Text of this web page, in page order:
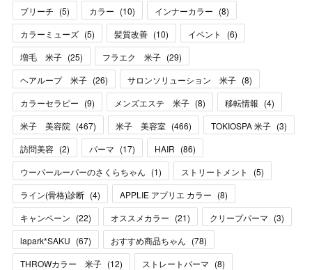
ブリーチ (5) カラー (10) インナーカラー (8)
カラーミューズ (5) 髪質改善 (10) イベント (6)
増毛 米子 (25) フラエク 米子 (29)
ヘアループ 米子 (26) サロンソリューション 米子 (8)
カラーセラピー (9) メンズエステ 米子 (8) 移転情報 (4)
米子 美容院 (467) 米子 美容室 (466) TOKIOSPA 米子 (3)
訪問美容 (2) パーマ (17) HAIR (86)
ウーパールーパーのさくらちゃん (1) ストリートメント (5)
ライン(骨格)診断 (4) APPLIE アプリエ カラー (8)
キャンペーン (22) オススメカラー (21) クリープパーマ (3)
lapark*SAKU (67) おすすめ商品ちゃん (78)
THROWカラー 米子 (12) ストレートパーマ (8)